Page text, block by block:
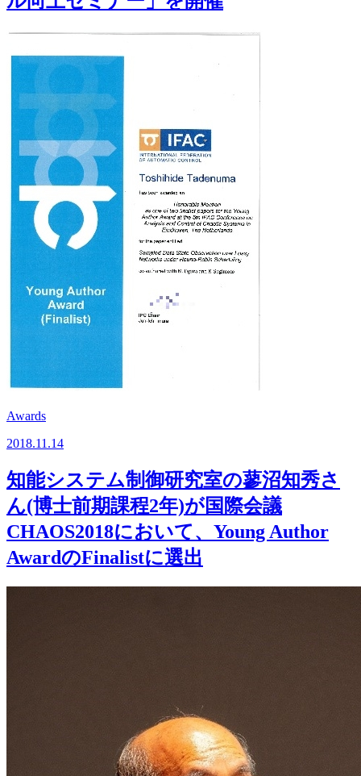
Awards
2018.11.14
知能システム制御研究室の蓼沼知秀さ
ん(博士前期課程2年)が国際会議
CHAOS2018において、Young Author
AwardのFinalistに選出